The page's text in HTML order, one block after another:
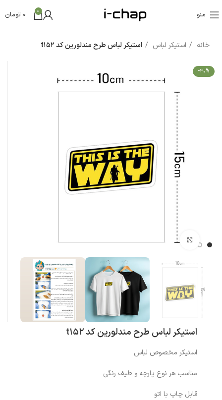
منو 0
0 تومان
خانه استیکر لباس استیکر لباس طرح مندلورین کد t152
-30%
بزرگنمایی تصویر
استیکر لباس طرح مندلورین کد t152
استیکر مخصوص لباس
مناسب هر نوع پارچه و طیف رنگی
قابل چاپ با اتو